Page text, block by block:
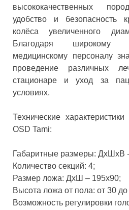
высококачественных
удобство и безопасность
колёса увеличенного
Благодаря широкому
медицинскому персоналу
проведение различных
стационаре и уход за
условиях.
Технические
OSD Tami:
Габаритные размеры: ДхШхВ
Количество секций: 4;
Размер ложа: ДхШ – 195х90;
Высота ложа от пола: от 30
Возможность регулировки